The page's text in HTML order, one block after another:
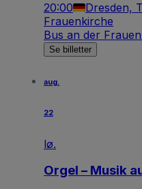
20:00 Dresden,
Frauenkirche
Bus an der
Se billetter
aug.
22
lø.
Orgel – Musik